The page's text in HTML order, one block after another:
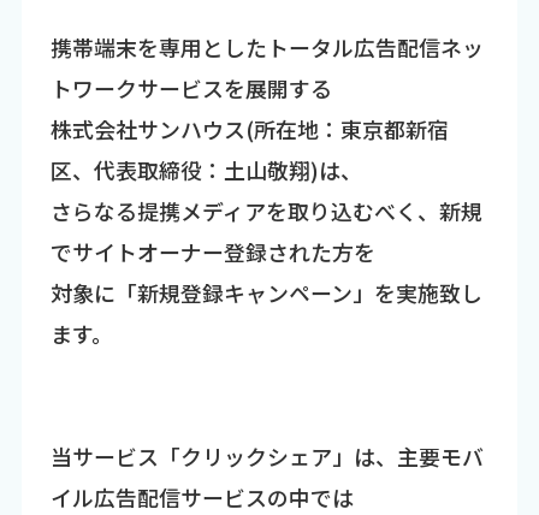
携帯端末を専用としたトータル広告配信ネッ
トワークサービスを展開する
株式会社サンハウス(所在地：東京都新宿
区、代表取締役：土山敬翔)は、
さらなる提携メディアを取り込むべく、新規
でサイトオーナー登録された方を
対象に「新規登録キャンペーン」を実施致し
ます。
当サービス「クリックシェア」は、主要モバ
イル広告配信サービスの中では